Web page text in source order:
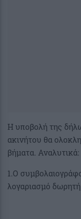
Η υποβολή της
ακινήτου θα
βήματα. Αναλυτικά:
1.Ο
λογαριασμό